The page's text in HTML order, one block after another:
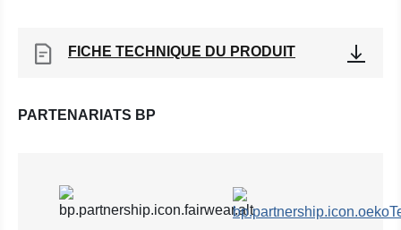
FICHE TECHNIQUE DU PRODUIT
PARTENARIATS BP